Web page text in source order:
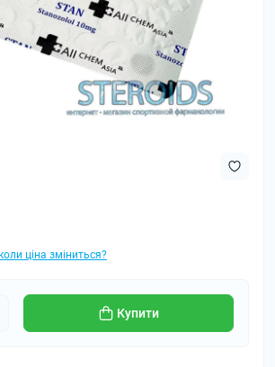
ціна зміниться?
Купити